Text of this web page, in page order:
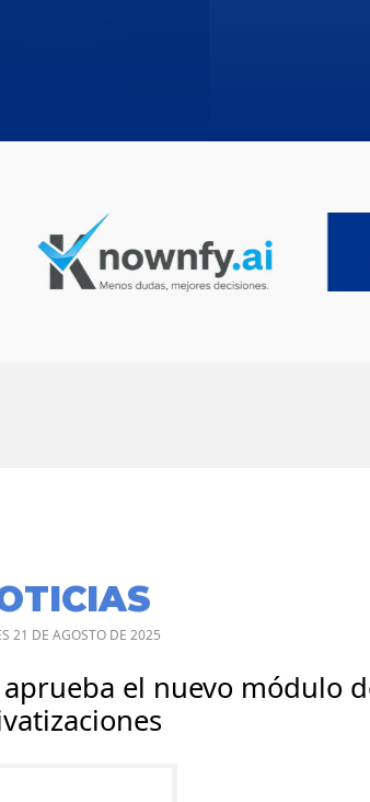
21 DE AGOSTO DE 2025
aprueba el nuevo módulo